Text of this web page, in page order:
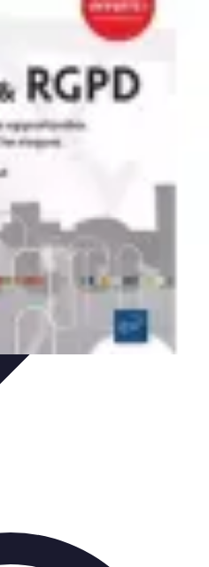
Évaluation des